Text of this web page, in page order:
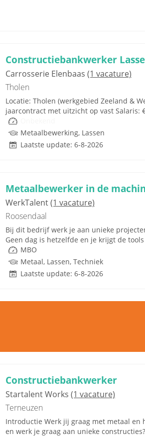
Constructiebankwerker
Carrosserie Elenbaas (1 vacature)
Tholen
Locatie: Tholen (werkgebied Zeeland &
jaarcontract met uitzicht op vast Salaris:
Metaalbewerking, Lassen
Laatste update: 6-8-2026
Metaalbewerker in de
WerkTalent(1 vacature)
Roosendaal
Bij dit bedrijf werk je aan unieke
Geen dag is hetzelfde en je krijgt de
MBO
Metaal, Lassen, Techniek
Laatste update: 6-8-2026
Constructiebankwerker
Startalent Works (1 vacature)
Terneuzen
Introductie Werk jij graag met metaal en
en werk je graag aan unieke